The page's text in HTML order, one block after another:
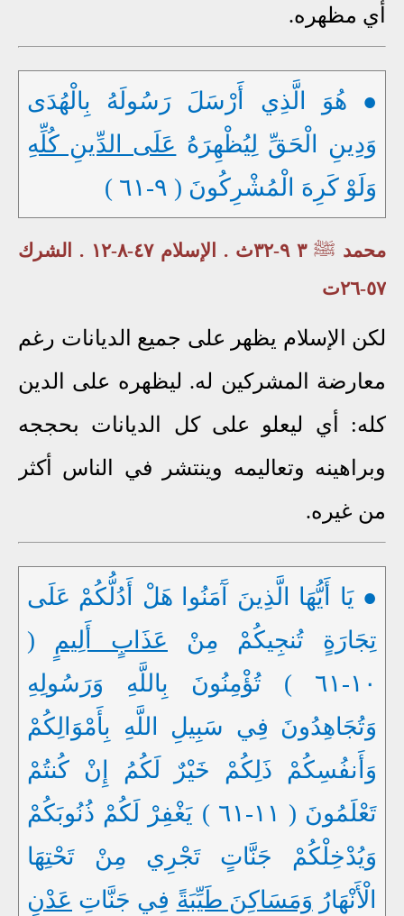
أي مظهره.
● هُوَ الَّذِي أَرْسَلَ رَسُولَهُ بِالْهُدَى
وَدِينِ الْحَقِّ لِيُظْهِرَهُ عَلَى الدِّينِ كُلِّهِ
وَلَوْ كَرِهَ الْمُشْرِكُونَ ( ٩-٦١ )
محمد ﷺ
٣ ٩-٣٢ث . الإسلام ٤٧-٨-١٢ . الشرك
٥٧-٢٦ت
لكن الإسلام يظهر على جميع الديانات رغم
معارضة المشركين له. ليظهره على الدين
كله: أي ليعلو على كل الديانات بحججه
وبراهينه وتعاليمه وينتشر في الناس أكثر
من غيره.
● يَا أَيُّهَا الَّذِينَ آَمَنُوا هَلْ أَدُلُّكُمْ عَلَى
تِجَارَةٍ تُنجِيكُمْ مِنْ عَذَابٍ أَلِيمٍ (
١٠-٦١ ) تُؤْمِنُونَ بِاللَّهِ وَرَسُولِهِ
وَتُجَاهِدُونَ فِي سَبِيلِ اللَّهِ بِأَمْوَالِكُمْ
وَأَنفُسِكُمْ ذَلِكُمْ خَيْرٌ لَكُمُ إِنْ كُنتُمْ
تَعْلَمُونَ ( ١١-٦١ ) يَغْفِرْ لَكُمْ ذُنُوبَكُمْ
وَيُدْخِلْكُمْ جَنَّاتٍ تَجْرِي مِنْ تَحْتِهَا
الْأَنْهَارُ وَمَسَاكِنَ طَيِّبَةً فِي جَنَّاتِ عَدْنٍ